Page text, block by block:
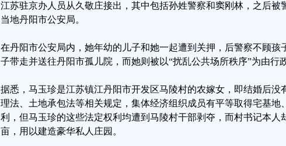
江苏驻京办人员从久敬庄接出，其中包括孙姓警察和窦刚林，之后被
当地丹阳市公安局。
在丹阳市公安局内，她年幼的儿子和她一起遭到关押，后警察不顾孩
子带走并送往丹阳市孤儿院，而她则被以“扰乱公共场所秩序”为由行
据悉，马玉珍是江苏镇江丹阳市开发区马陵村的农嫁女，即结婚后没
理法、土地承包法等相关规定，集体经济组织成员有平等取得宅基地
利，但马玉珍的这些法定权利均遭到马陵村干部剥夺，而村书记本人
亩，用以建造豪华私人庄园。